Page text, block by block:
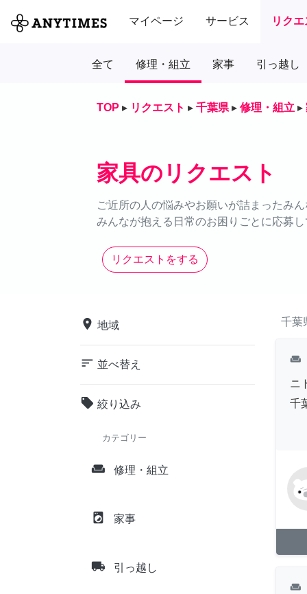
マイページ サービス リク
全て 修理・組立 家事 引っ越し
TOP ▸ リクエスト ▸ 千葉県 ▸ 修理・組立 ▸
家具のリクエスト
ご近所の人の悩みやお願いが詰まったみ
みんなが抱える日常のお困りごとに応募
リクエストをする
place 地域
sort 並べ替え
local_offer 絞り込み
カテゴリー
weekend 修理・組立
local_laundry_service 家事
local_shipping 引っ越し
千葉
weekend
ニ
千
weekend